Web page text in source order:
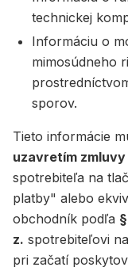
technickej
Informáciu o
mimosúdneho
sporov.
Tieto informácie
uzavretím zmluvy
spotrebiteľa na
platby" alebo
obchodník podľa
z. spotrebiteľovi
pri začatí